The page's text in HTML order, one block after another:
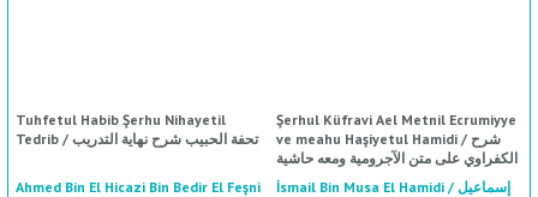
Tuhfetul Habib Şerhu Nihayetil
Tedrib / تحفة الحبيب شرح نهاية التدريب
Ahmed Bin El Hicazi Bin Bedir El Feşni
Şerhul Küfravi Ael Metnil Ecrumiyye
ve meahu Haşiyetul Hamidi / شرح
الكفراوي على متن الآجرومية ومعه حاشية
الحامدي
İsmail Bin Musa El Hamidi / إسماعيل